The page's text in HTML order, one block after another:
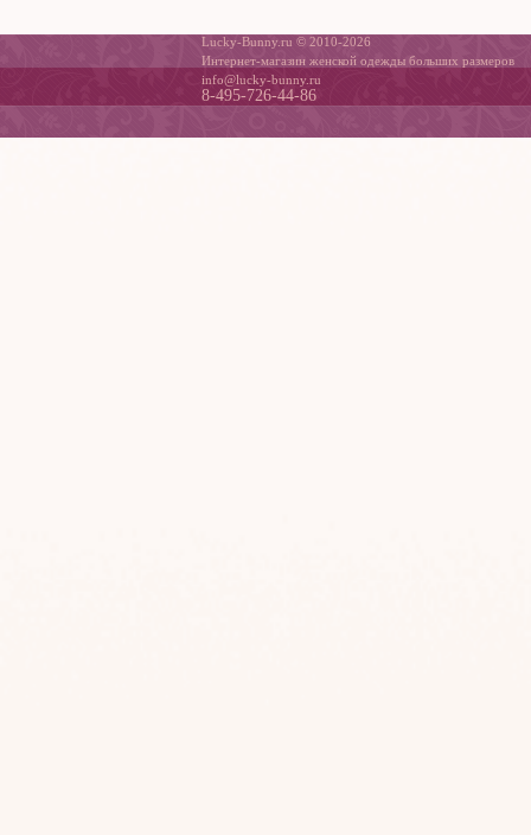
Lucky-Bunny.ru © 2010-2026
Интернет-магазин женской одежды больших размеров
info@lucky-bunny.ru
8-495-726-44-86